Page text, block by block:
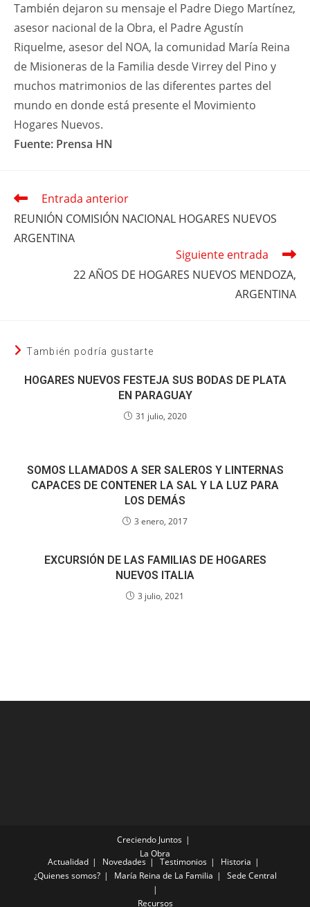
También dejaron su mensaje el Padre Diego Martínez,
asesor nacional de la Obra, el Padre Agustín
Riquelme, asesor del NOA, la comunidad María Reina
de Misioneras de la Familia desde Virrey del Pino y
muchos matrimonios de las diferentes partes del
mundo en donde está presente el Movimiento
Hogares Nuevos.
Fuente: Prensa HN
Leer
artículos
Entrada anterior
REUNIÓN COMISIÓN NACIONAL HOGARES NUEVOS
ARGENTINA
Siguiente entrada
22 AÑOS DE HOGARES NUEVOS MENDOZA,
ARGENTINA
También podría gustarte
HOGARES NUEVOS FESTEJA SUS BODAS DE PLATA
EN PARAGUAY
31 julio, 2020
SOMOS LLAMADOS A SER SALEROS Y LINTERNAS
CAPACES DE CONTENER LA SAL Y LA LUZ PARA
LOS DEMÁS
3 enero, 2017
EXCURSIÓN DE LAS FAMILIAS DE HOGARES
NUEVOS ITALIA
3 julio, 2021
Creciendo Juntos
La Obra
Actualidad Novedades Testimonios
Historia
¿Quienes somos?
María Reina de La Familia Sede Central
Recursos